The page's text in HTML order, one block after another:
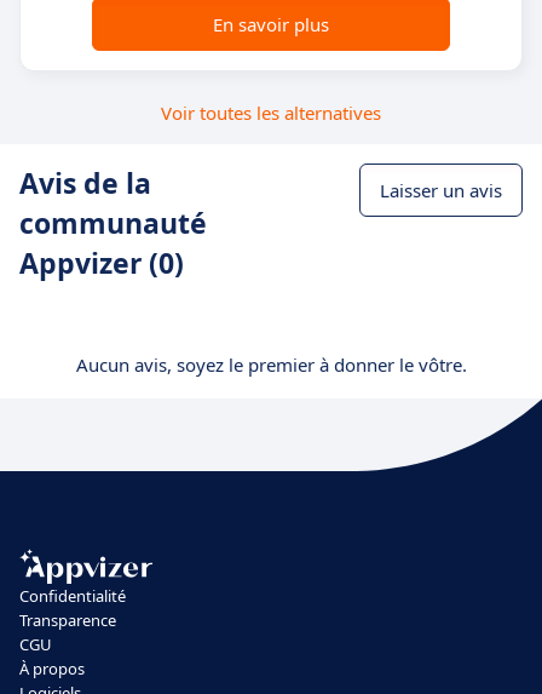
En savoir plus
Voir toutes les alternatives
Avis de la
communauté
Appvizer (0)
Laisser un avis
Aucun avis, soyez le premier à donner le vôtre.
Confidentialité
Transparence
CGU
À propos